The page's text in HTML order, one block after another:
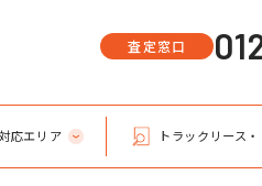
査定窓口
対応エリア トラックリース